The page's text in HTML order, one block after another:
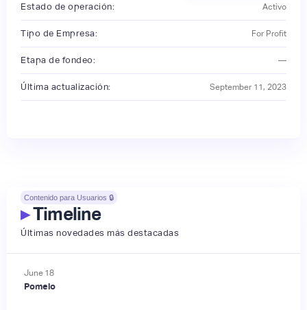
Estado de operación: Activo
Tipo de Empresa: For Profit
Etapa de fondeo: —
Última actualización: September 11, 2023
Contenido para Usuarios 🔒
▸Timeline
Últimas novedades más destacadas
June 18
Pomelo